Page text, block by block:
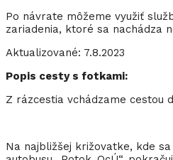
Po návrate môžeme využiť
zariadenia, ktoré sa nachádza
Aktualizované: 7.8.2023
Popis cesty s fotkami:
Z rázcestia vchádzame cestou
Na najbližšej križovatke, kde